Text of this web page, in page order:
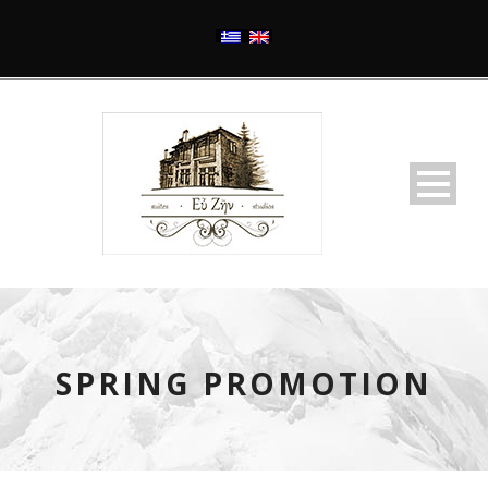
SPRING PROMOTION